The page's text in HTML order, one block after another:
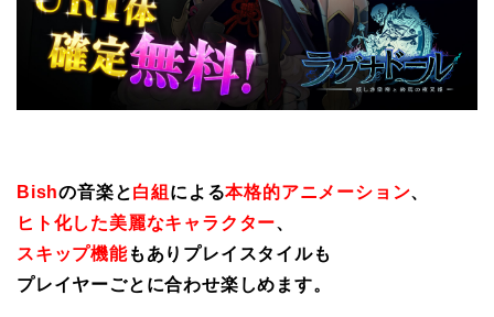
Bishの音楽と白組 による本格的アニメーション、
ヒト化した美麗なキャラクター、
スキップ機能もありプレイスタイルも
プレイヤーごとに合わせ楽しめます。